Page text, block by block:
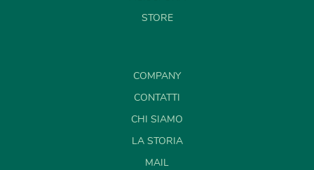
STORE
COMPANY
CONTATTI
CHI SIAMO
LA STORIA
MAIL